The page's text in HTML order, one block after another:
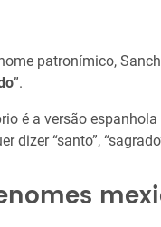
patronímico,
”.
é a versão
dizer “santo”,